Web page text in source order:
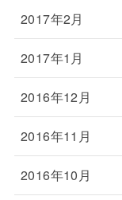
2017年2月
2017年1月
2016年12月
2016年11月
2016年10月